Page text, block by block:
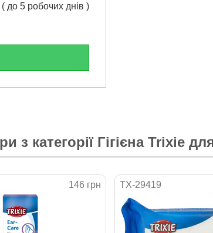
( до 5 робочих днів )
з категорії Гігієна Trixie
146 грн TX-29419